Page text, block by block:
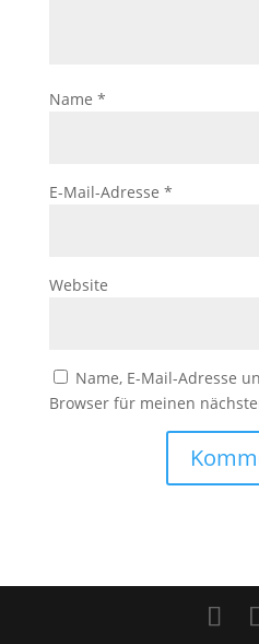
Name *
E-Mail-Adresse *
Website
Name, E-Mail-Adresse
Browser für meinen